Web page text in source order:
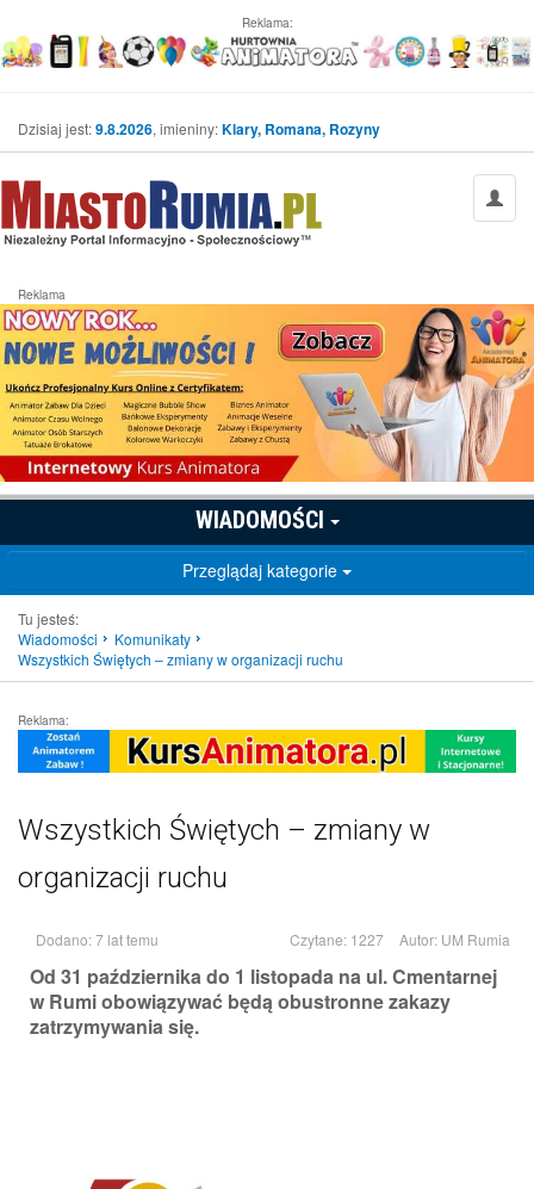
Reklama:
Dzisiaj jest:9.8.2026, imieniny:Klary, Romana, Rozyny
Reklama
WIADOMOŚCI
Przeglądaj kategorie
Tu jesteś:
Wiadomości
Komunikaty
Wszystkich Świętych – zmiany w organizacji ruchu
Reklama:
Wszystkich Świętych – zmiany w
organizacji ruchu
Dodano: 7 lat temu Czytane: 1227 Autor: UM Rumia
Od 31 października do 1 listopada na ul. Cmentarnej
w Rumi obowiązywać będą obustronne zakazy
zatrzymywania się.